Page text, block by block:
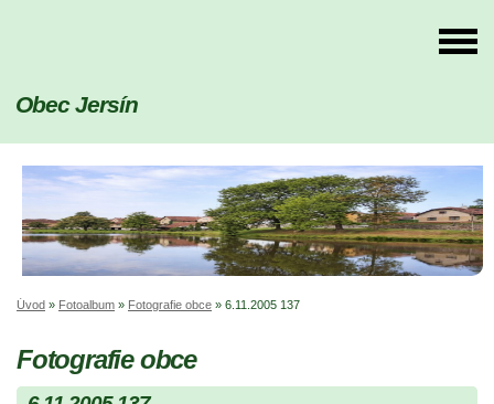
Obec Jersín
Úvod » Fotoalbum » Fotografie obce » 6.11.2005 137
Fotografie obce